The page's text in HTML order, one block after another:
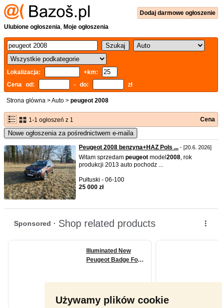
Używamy plików cookie
Dodaj darmowe ogłoszenie
Ulubione ogłoszenia, Moje ogłoszenia
Lokalizacja:
+km:
Cena od:
- do: zł
Strona główna >Auto > peugeot 2008
1-1 ogłoszeń z 1 Cena
Nowe ogłoszenia za pośrednictwem e-maila
Peugeot 2008 benzyna+HAZ Pols ... - [20.6. 2026]
Witam sprzedam peugeot model 2008, rok
produkcji 2013 auto pochodz ...
Pułtuski - 06-100
25 000 zł